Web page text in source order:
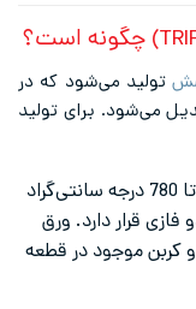
تولید می‌شود که در
می‌شود. برای تولید
در مرحله اول فولاد تریپ را در دمای 760 تا 780 درجه سانتی‌گراد
فازی قرار دارد. ورق
کربن موجود در قطعه